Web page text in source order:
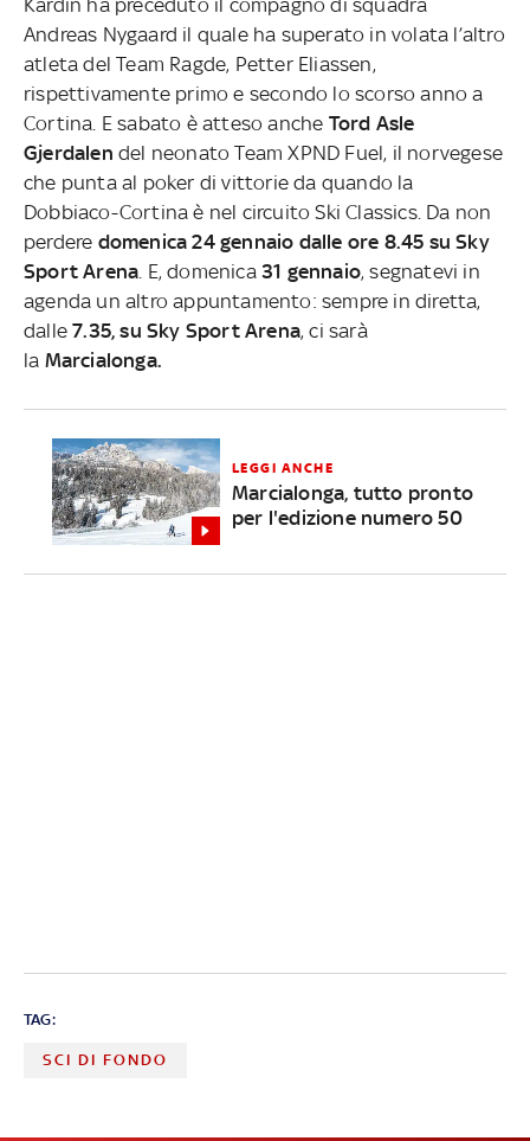
Andreas Nygaard il quale ha superato in volata l’altro
atleta del Team Ragde, Petter Eliassen,
rispettivamente primo e secondo lo scorso anno a
Cortina. E sabato è atteso anche Tord Asle
Gjerdalen del neonato Team XPND Fuel, il norvegese
che punta al poker di vittorie da quando la
Dobbiaco-Cortina è nel circuito Ski Classics. Da non
perdere domenica 24 gennaio dalle ore 8.45 su Sky
Sport Arena . E, domenica 31 gennaio, segnatevi in
agenda un altro appuntamento: sempre in diretta,
dalle7.35, su Sky Sport Arena, ci sarà
la Marcialonga.
LEGGI ANCHE
Marcialonga, tutto pronto
per l'edizione numero 50
TAG:
SCI DI FONDO